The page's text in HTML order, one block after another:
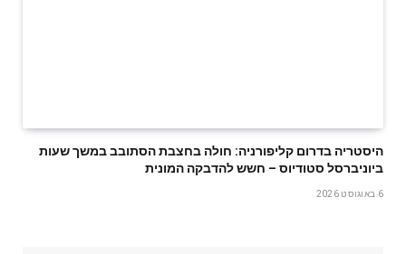
היסטריה בדרום קליפורניה: חולה בחצבת הסתובב במשך שעות
ביוניברסל סטודיוס – חשש להדבקה המונית
6 באוגוסט 2026